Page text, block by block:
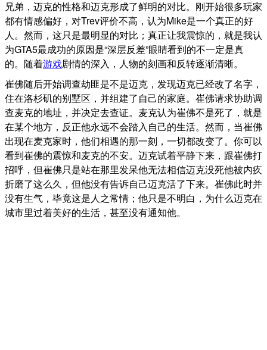
兄弟，迈克的性格和迈克形成了鲜明的对比。刚开始很多玩家
都有情感偏好，对Trev评价不高，认为Mike是一个真正的好
人。然而，这只是最明显的对比；真正让我震惊的，就是我认
为GTA5最成功的原因是“深层反差”眼睛看到的不一定是真
的。随着游戏剧情的深入，人物的刻画和反转逐渐清晰。
崔佛随后开始调查劫匪是不是迈克，发现迈克已经改了名字，
住在洛杉矶的别墅区，并组建了自己的家庭。崔佛请求协助调
查麦克的地址，并决定去查证。麦克认为崔佛不是死了，就是
在某个地方，反正他永远不会踏入自己的生活。然而，当崔佛
出现在麦克家时，他们相遇的那一刻，一切都改变了。你可以
看到崔佛的震惊和麦克的不安。迈克试着平静下来，跟崔佛打
招呼，但崔佛只是站在那里发呆他无法相信迈克没死他被内疚
折磨了这么久，但他没有告诉自己迈克活了下来。崔佛此时并
没有生气，毕竟这是人之常情；他只是不明白，为什么迈克在
城市里过着美好的生活，甚至没有通知他。